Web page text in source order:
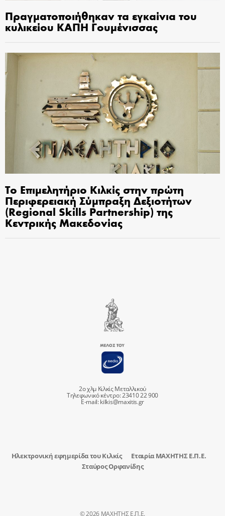
Πραγματοποιήθηκαν τα εγκαίνια του
κυλικείου ΚΑΠΗ Γουμένισσας
Το Επιμελητήριο Κιλκίς στην πρώτη
Περιφερειακή Σύμπραξη Δεξιοτήτων
(Regional Skills Partnership) της
Κεντρικής Μακεδονίας
2ο χλμ Κιλκίς Μεταλλικού
Τηλεφωνικό κέντρο: 23410 22 900
E-mail:kilkis@maxitis.gr
Ηλεκτρονική εφημερίδα του Κιλκίς
Εταιρία ΜΑΧΗΤΗΣ Ε.Π.Ε.
Σταύρος Ορφανίδης
© 2026 ΜΑΧΗΤΗΣ Ε.Π.Ε.